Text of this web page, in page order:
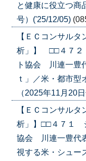
と健康に役立つ商
号）('25/12/05)
【ＥＣコンサル
析」】 □□４７２
ト協会 川連一豊
ｔ」／米・都市型
（2025年11月20
【ＥＣコンサル
析」】□□４７１
協会 川連一豊代
視する米・シュー